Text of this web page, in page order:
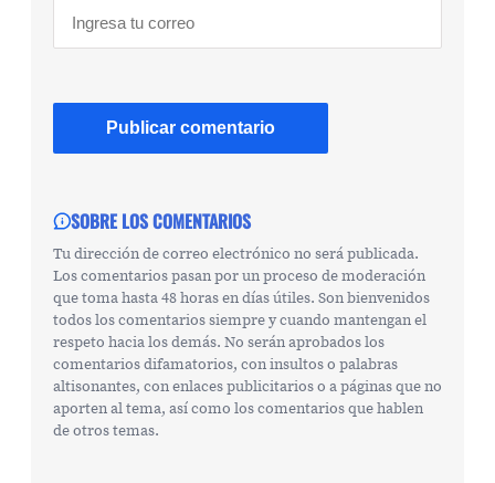
SOBRE LOS COMENTARIOS
Tu dirección de correo electrónico no será publicada.
Los comentarios pasan por un proceso de moderación
que toma hasta 48 horas en días útiles. Son bienvenidos
todos los comentarios siempre y cuando mantengan el
respeto hacia los demás. No serán aprobados los
comentarios difamatorios, con insultos o palabras
altisonantes, con enlaces publicitarios o a páginas que no
aporten al tema, así como los comentarios que hablen
de otros temas.